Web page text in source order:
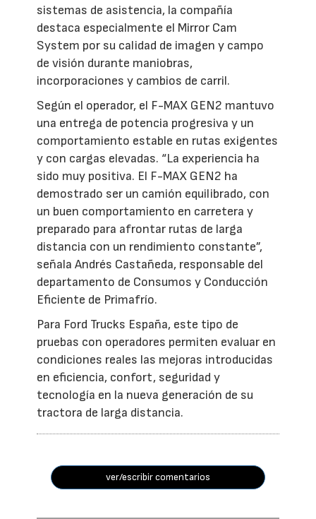
sistemas de asistencia, la compañía
destaca especialmente el Mirror Cam
System por su calidad de imagen y campo
de visión durante maniobras,
incorporaciones y cambios de carril.
Según el operador, el F-MAX GEN2 mantuvo
una entrega de potencia progresiva y un
comportamiento estable en rutas exigentes
y con cargas elevadas. “La experiencia ha
sido muy positiva. El F-MAX GEN2 ha
demostrado ser un camión equilibrado, con
un buen comportamiento en carretera y
preparado para afrontar rutas de larga
distancia con un rendimiento constante”,
señala Andrés Castañeda, responsable del
departamento de Consumos y Conducción
Eficiente de Primafrío.
Para Ford Trucks España, este tipo de
pruebas con operadores permiten evaluar en
condiciones reales las mejoras introducidas
en eficiencia, confort, seguridad y
tecnología en la nueva generación de su
tractora de larga distancia.
ver/escribir comentarios